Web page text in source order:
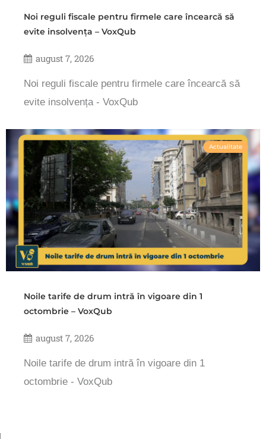
Noi reguli fiscale pentru firmele care încearcă să
evite insolvența – VoxQub
august 7, 2026
Noi reguli fiscale pentru firmele care încearcă să
evite insolvența - VoxQub
Actualitate
Noile tarife de drum intră în vigoare din 1
octombrie – VoxQub
august 7, 2026
Noile tarife de drum intră în vigoare din 1
octombrie - VoxQub